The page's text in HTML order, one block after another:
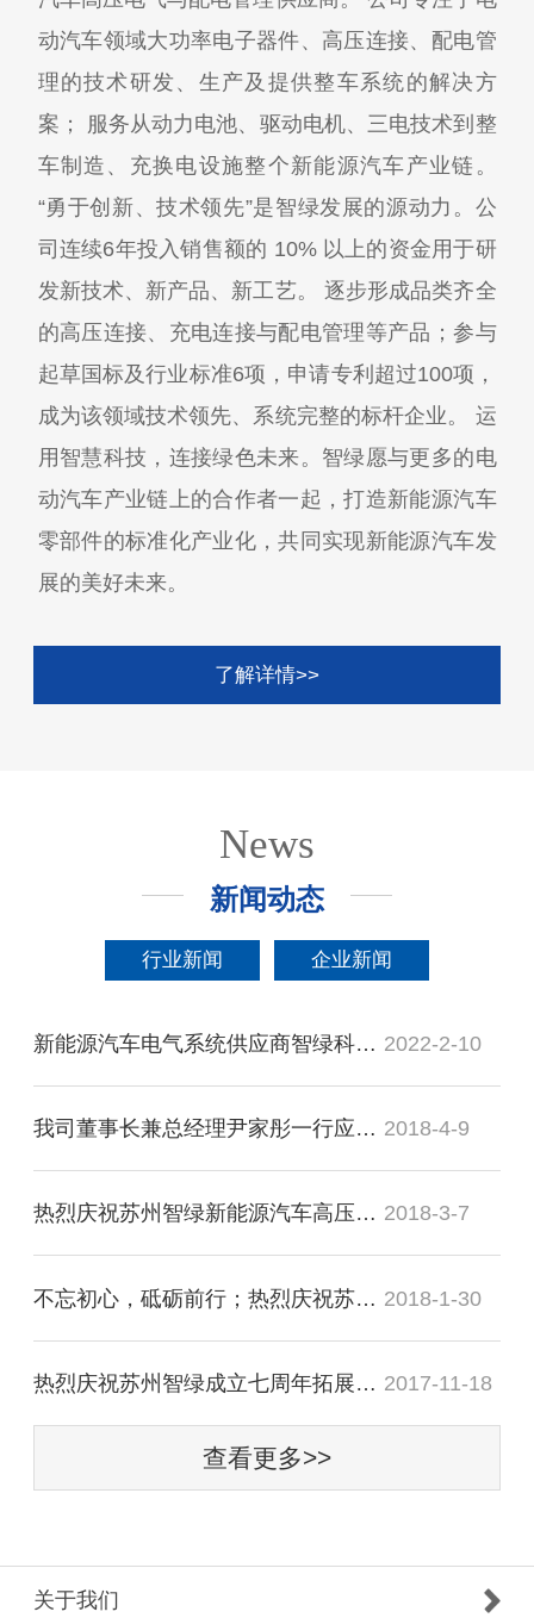
动汽车领域大功率电子器件、高压连接、配电管
理的技术研发、生产及提供整车系统的解决方
案； 服务从动力电池、驱动电机、三电技术到整
车制造、充换电设施整个新能源汽车产业链。
“勇于创新、技术领先”是智绿发展的源动力。公
司连续6年投入销售额的 10% 以上的资金用于研
发新技术、新产品、新工艺。 逐步形成品类齐全
的高压连接、充电连接与配电管理等产品；参与
起草国标及行业标准6项，申请专利超过100项，
成为该领域技术领先、系统完整的标杆企业。 运
用智慧科技，连接绿色未来。智绿愿与更多的电
动汽车产业链上的合作者一起，打造新能源汽车
零部件的标准化产业化，共同实现新能源汽车发
展的美好未来。
了解详情>>
News
新闻动态
行业新闻 企业新闻
新能源汽车电气系统供应商智绿科技完成新一轮融资，小米领投 2022-2-10
我司董事长兼总经理尹家彤一行应邀会见溧阳市市长徐华勤 2018-4-9
热烈庆祝苏州智绿新能源汽车高压连接与配电器项目正式签约竹箦 2018-3-7
不忘初心，砥砺前行；热烈庆祝苏州智绿2018年迎新晚宴圆满成功 2018-1-30
热烈庆祝苏州智绿成立七周年拓展训练活动圆满成功 2017-11-18
查看更多>>
关于我们